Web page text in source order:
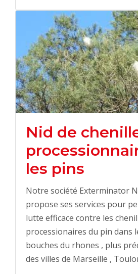
Nid de
les pins
Notre société Exterminator
propose ses services pour
lutte efficace contre les
processionaires du pin dans
bouches du rhones , plus
des villes de Marseille ,